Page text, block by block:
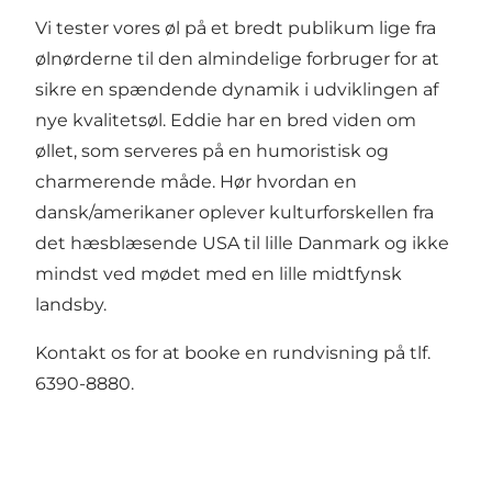
Vi tester vores øl på et bredt publikum lige fra
ølnørderne til den almindelige forbruger for at
sikre en spændende dynamik i udviklingen af
nye kvalitetsøl. Eddie har en bred viden om
øllet, som serveres på en humoristisk og
charmerende måde. Hør hvordan en
dansk/amerikaner oplever kulturforskellen fra
det hæsblæsende USA til lille Danmark og ikke
mindst ved mødet med en lille midtfynsk
landsby.
Kontakt os for at booke en rundvisning på tlf.
6390-8880.